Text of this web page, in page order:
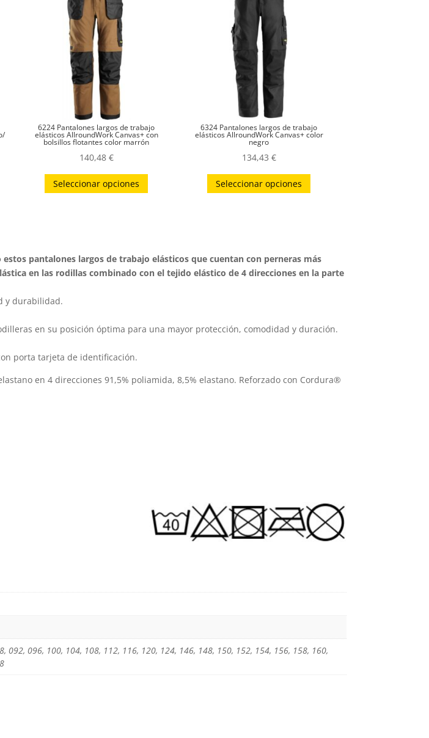
6224 Pantalones largos de trabajo
elásticos AllroundWork Canvas+ con
bolsillos flotantes color marrón
140,48 €
Seleccionar opciones
Este
opciones
en
de
6324 Pantalones largos de trabajo
elásticos AllroundWork Canvas+ color
negro
134,43 €
Seleccionar opciones
Este
opciones
en
de
pantalones largos de trabajo elásticos que cuentan con perneras más
en las rodillas combinado con el tejido elástico de 4 direcciones en la parte
y durabilidad.
en su posición óptima para una mayor protección, comodidad y duración.
porta tarjeta de identificación.
en 4 direcciones 91,5% poliamida, 8,5% elastano. Reforzado con Cordura®
092, 096, 100, 104, 108, 112, 116, 120, 124, 146, 148, 150, 152, 154, 156, 158, 160,